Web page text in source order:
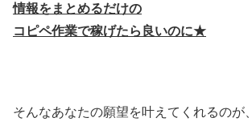
情報をまとめるだけの
コピペ作業で稼げたら良いのに★
そんなあなたの願望を叶えてくれるのが、